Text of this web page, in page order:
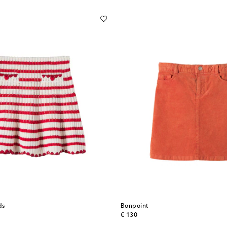
Bonpoint
€ 130
original price